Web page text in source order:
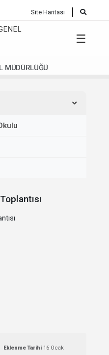
Site Haritası
MÜDÜRLÜĞÜ
☰
Eklenme Tarihi 16 Ocak